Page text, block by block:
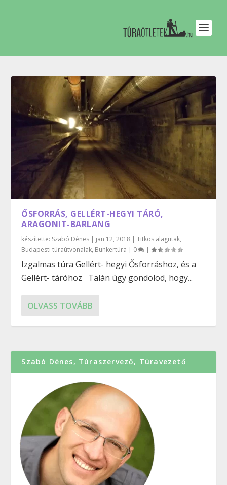
ŐSFORRÁS, GELLÉRT-HEGYI TÁRÓ,
ARAGONIT-BARLANG
készítette: Szabó Dénes | jan 12, 2018 |Titkos alagutak,
Budapesti túraútvonalak, Bunkertúra | 0 |
Izgalmas túra Gellért- hegyi Ősforráshoz, és a
Gellért- táróhoz Talán úgy gondolod, hogy...
OLVASS TOVÁBB
Szabó Dénes, Túraszervező, Túravezető